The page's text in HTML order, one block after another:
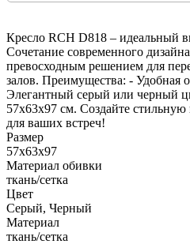
Кресло RCH D818 – идеальный
Сочетание современного
превосходным решением для
залов. Преимущества: - Удобная
Элегантный серый или черный
57х63х97 см. Создайте
для ваших встреч!
Размер
57х63х97
Материал обивки
ткань/сетка
Цвет
Серый, Черный
Материал
ткань/сетка